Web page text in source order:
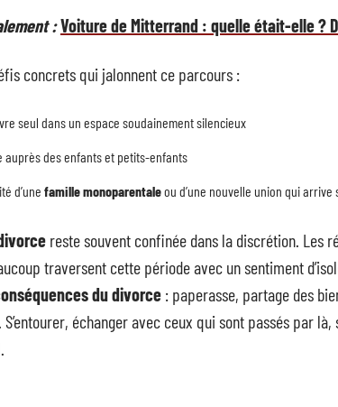
:Voiture de Mitterrand : quelle était-elle ?
concrets qui jalonnent ce parcours :
seul dans un espace soudainement silencieux
auprès des enfants et petits-enfants
d’une famille monoparentaleou d’une nouvelle union qui arrive
reste souvent confinée dans la discrétion. Les
traversent cette période avec un sentiment
du divorce : paperasse, partage des
échanger avec ceux qui sont passés par